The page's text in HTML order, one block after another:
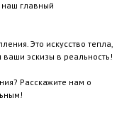
главный
Это искусство тепла,
эскизы в реальность!
Расскажите нам о